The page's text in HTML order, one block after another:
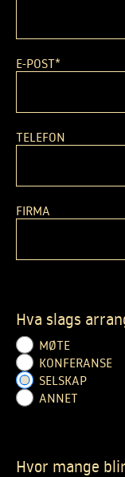
E-POST*
TELEFON
FIRMA
Hva slags
MØTE
KONFERANSE
SELSKAP
ANNET
Hvor mange